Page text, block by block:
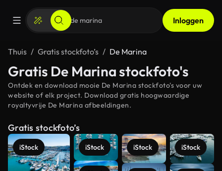
Inloggen
Thuis Gratis stockfoto’s De Marina
Gratis De Marina stockfoto's
Ontdek en download mooie De Marina stockfoto's voor uw
website of elk project. Download gratis hoogwaardige
royaltyvrije De Marina afbeeldingen.
Gratis stockfoto’s
iStock iStock iStock iStock